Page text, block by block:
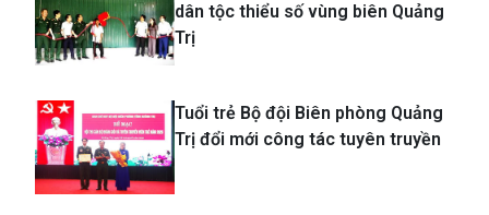
dân tộc thiểu số vùng biên Quảng
Trị
Tuổi trẻ Bộ đội Biên phòng Quảng
Trị đổi mới công tác tuyên truyền